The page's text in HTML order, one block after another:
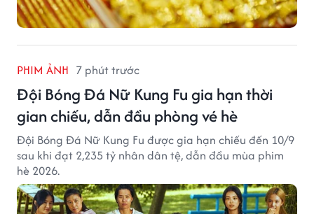
PHIM ẢNH 7 phút trước
Đội Bóng Đá Nữ Kung Fu gia hạn thời
gian chiếu, dẫn đầu phòng vé hè
Đội Bóng Đá Nữ Kung Fu được gia hạn chiếu đến 10/9
sau khi đạt 2,235 tỷ nhân dân tệ, dẫn đầu mùa phim
hè 2026.